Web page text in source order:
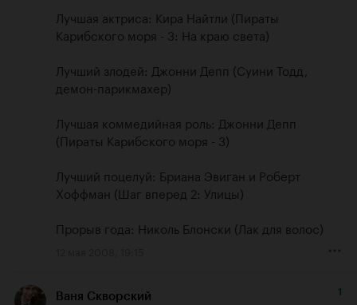
Лучшая актриса: Кира Найтли (Пираты
Карибского моря - 3: На краю света)
Лучший злодей: Джонни Депп (Суини Тодд,
демон-парикмахер)
Лучшая коммедийная роль: Джонни Депп
(Пираты Карибского моря - 3)
Лучший поцелуй: Бриана Эвиган и Роберт
Хоффман (Шаг вперед 2: Улицы)
Прорыв года: Николь Блонски (Лак для волос)
Ваня Скворский 1